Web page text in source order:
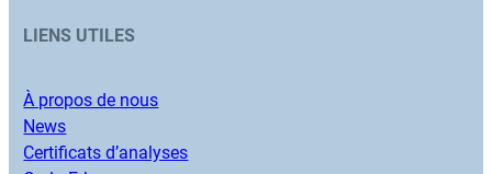
LIENS UTILES
À propos de nous
News
Certificats d’analyses